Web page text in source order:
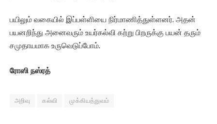
பயிலும் வகையில் இப்பள்ளியை நிர்மாணித்துள்ளனர். அதன்
பயனறிந்து அனைவரும் உயர்கல்வி கற்று பிறருக்கு பயன் தரும்
சமுதாயமாக உருவெடுப்போம்.
ரோஸி நஸ்ரத்
அறிவு கல்வி முக்கியத்துவம்